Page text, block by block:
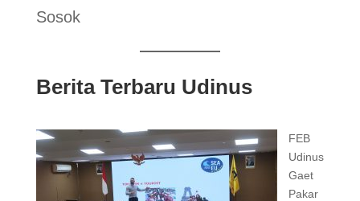
Sosok
Berita Terbaru Udinus
FEB
Udinus
Gaet
Pakar